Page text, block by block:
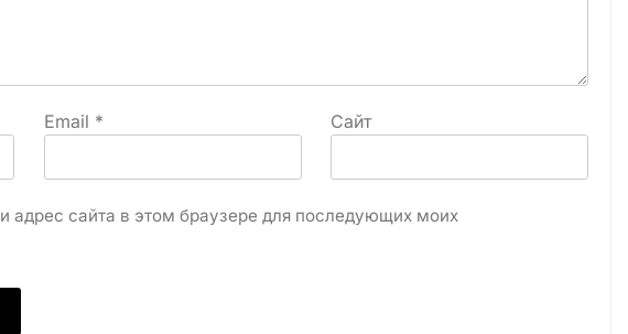
Email * Сайт
адрес сайта в этом браузере для последующих моих